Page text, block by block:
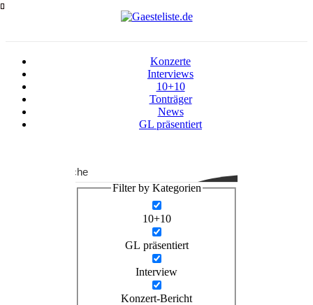
Konzerte
Interviews
10+10
Tonträger
News
GL präsentiert
Suche
Filter by Kategorien
10+10
GL präsentiert
Interview
Konzert-Bericht